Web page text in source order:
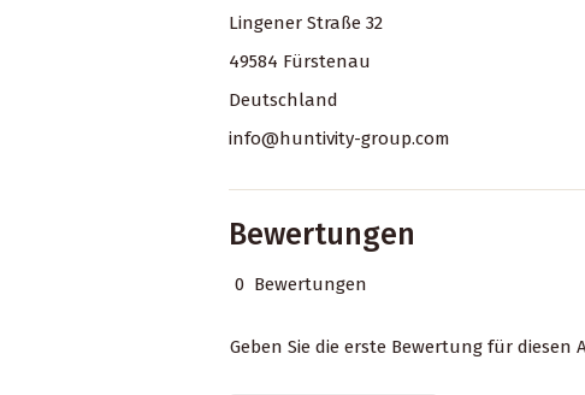
Lingener Straße 32
49584 Fürstenau
Deutschland
info@huntivity-group.com
Bewertungen
0 Bewertungen
Geben Sie die erste Bewertung für